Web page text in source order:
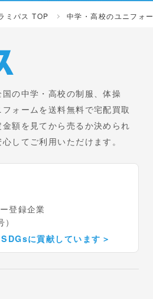
ミパス TOP 中学・高校のユニフォ
の中学・高校の制服、体操
ォームを送料無料で宅配買取
額を見てから売るか決められ
してご利用いただけます。
登録企業
に貢献しています ＞